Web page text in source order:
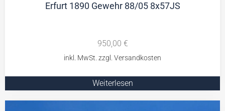
Erfurt 1890 Gewehr 88/05 8x57JS
950,00 €
Weiterlesen